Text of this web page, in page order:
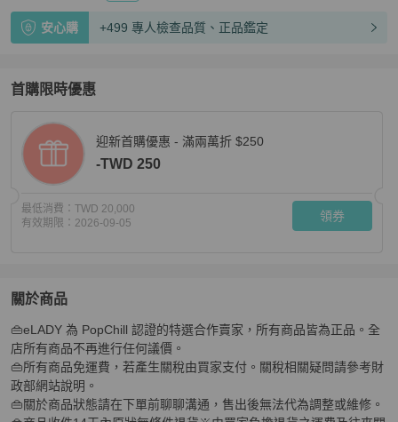
安心購 +499 專人檢查品質、正品鑑定
首購限時優惠
迎新首購優惠 - 滿兩萬折 $250
-TWD 250
最低消費： TWD 20,000
有效期限： 2026-09-05 領券
關於商品
關於歐米茄星座系列18K金精鋼石英男士腕錶1312.30拋光款
👜eLADY 為 PopChill 認證的特選合作賣家，所有商品皆為正品。全
店所有商品不再進行任何議價。
👜所有商品免運費，若產生關稅由買家支付。關稅相關疑問請參考財
政部網站說明。
👜關於商品狀態請在下單前聊聊溝通，售出後無法代為調整或維修。